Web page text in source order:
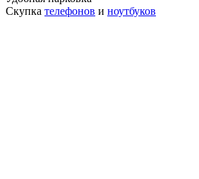
Скупка телефонов и ноутбуков